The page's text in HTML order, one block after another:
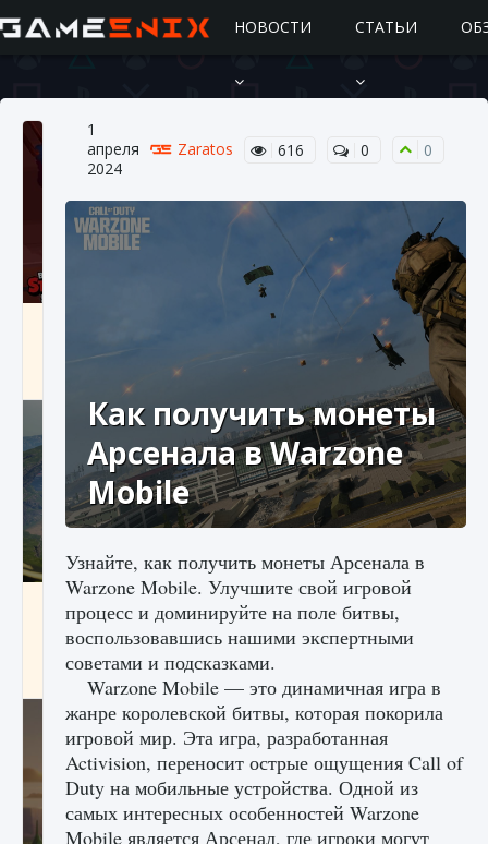
НОВОСТИ СТАТЬИ
Подробное руководство по получению
2 685
Как исправить ошибку Palworld «Идет
сохранение мира — Невозможно начать
сохранение данных мира»
9 августа 2024 2 511
1
апреля
2024
Zaratos 616 0 0
Как получить монеты
Арсенала в Warzone
Mobile
Узнайте, как получить монеты Арсенала в
Warzone Mobile. Улучшите свой игровой
процесс и доминируйте на поле битвы,
воспользовавшись нашими экспертными
советами и подсказками.
Warzone Mobile — это динамичная игра в
жанре королевской битвы, которая покорила
игровой мир. Эта игра, разработанная
Activision, переносит острые ощущения Call of
Duty на мобильные устройства. Одной из
самых интересных особенностей Warzone
Mobile является Арсенал, где игроки могут